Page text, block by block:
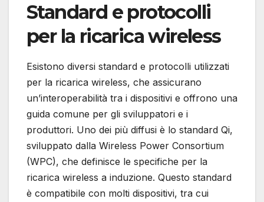
Standard e protocolli
per la ricarica wireless
Esistono diversi standard e protocolli utilizzati
per la ricarica wireless, che assicurano
un’interoperabilità tra i dispositivi e offrono una
guida comune per gli sviluppatori e i
produttori. Uno dei più diffusi è lo standard Qi,
sviluppato dalla Wireless Power Consortium
(WPC), che definisce le specifiche per la
ricarica wireless a induzione. Questo standard
è compatibile con molti dispositivi, tra cui